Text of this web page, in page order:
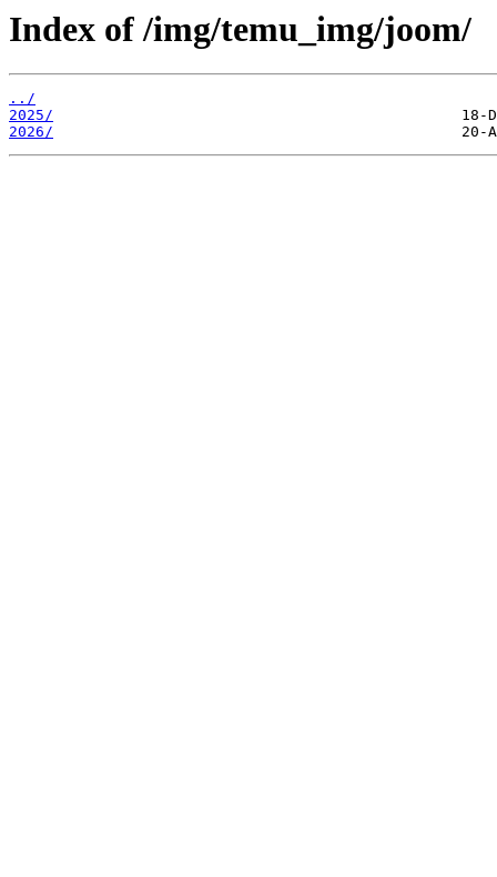
Index of /img/temu_img/joom/
../
2025/
2026/